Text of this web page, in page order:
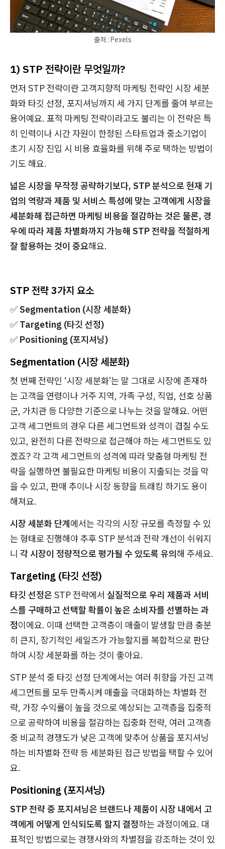
출처 : Pexels
1) STP 전략이란 무엇일까?
먼저 STP 전략이란 고객지향적 마케팅 전략인 시장 세분
화와 타깃 선정, 포지셔닝까지 세 가지 단계를 줄여 부르는
용어예요. 표적 마케팅 전략이라고도 불리는 이 전략은 특
히 인력이나 시간 자원이 한정된 스타트업과 중소기업이
초기 시장 진입 시 비용 효율화를 위해 주로 택하는 방법이
기도 해요.
넓은 시장을 무작정 공략하기보다, STP 분석으로 현재 기
업의 역량과 제품 및 서비스 특성에 맞는 고객에게 시장을
세분화해 접근하면 마케팅 비용을 절감하는 것은 물론, 경
우에 따라 제품 차별화까지 가능해 STP 전략을 적절하게
잘 활용하는 것이 중요해요.
STP 전략 3가지 요소
✅ Segmentation (시장 세분화)
✅ Targeting (타깃 선정)
✅ Positioning (포지셔닝)
Segmentation (시장 세분화)
첫 번째 전략인 ‘시장 세분화’는 말 그대로 시장에 존재하
는 고객을 연령이나 거주 지역, 가족 구성, 직업, 선호 상품
군, 가치관 등 다양한 기준으로 나누는 것을 말해요. 어떤
고객 세그먼트의 경우 다른 세그먼트와 성격이 겹칠 수도
있고, 완전히 다른 전략으로 접근해야 하는 세그먼트도 있
겠죠? 각 고객 세그먼트의 성격에 따라 맞춤형 마케팅 전
략을 실행하면 불필요한 마케팅 비용이 지출되는 것을 막
을 수 있고, 판매 추이나 시장 동향을 트래킹 하기도 용이
해져요.
시장 세분화 단계에서는 각각의 시장 규모를 측정할 수 있
는 형태로 진행해야 추후 STP 분석과 전략 개선이 쉬워지
니 각 시장이 정량적으로 평가될 수 있도록 유의해 주세요.
Targeting (타깃 선정)
타깃 선정은 STP 전략에서 실질적으로 우리 제품과 서비
스를 구매하고 선택할 확률이 높은 소비자를 선별하는 과
정이에요. 이때 선택한 고객층이 매출이 발생할 만큼 충분
히 큰지, 장기적인 세일즈가 가능할지를 복합적으로 판단
하여 시장 세분화를 하는 것이 좋아요.
STP 분석 중 타깃 선정 단계에서는 여러 취향을 가진 고객
세그먼트를 모두 만족시켜 매출을 극대화하는 차별화 전
략, 가장 수익률이 높을 것으로 예상되는 고객층을 집중적
으로 공략하여 비용을 절감하는 집중화 전략, 여러 고객층
중 비교적 경쟁도가 낮은 고객에 맞추어 상품을 포지셔닝
하는 비차별화 전략 등 세분화된 접근 방법을 택할 수 있어
요.
Positioning (포지셔닝)
STP 전략 중 포지셔닝은 브랜드나 제품이 시장 내에서 고
객에게 어떻게 인식되도록 할지 결정하는 과정이에요. 대
표적인 방법으로는 경쟁사와의 차별점을 강조하는 것이 있